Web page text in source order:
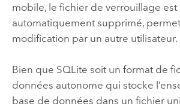
mobile, le fichier de verrouillage est
automatiquement supprimé,
modification par un autre utilisateur.
Bien que SQLite soit un format de
données autonome qui stocke
base de données dans un fichier